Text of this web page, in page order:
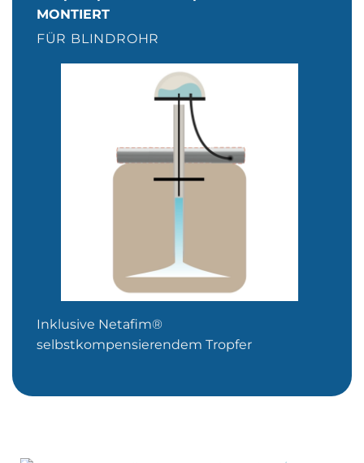
MONTIERT
FÜR BLINDROHR
Inklusive Netafim®
selbstkompensierendem Tropfer